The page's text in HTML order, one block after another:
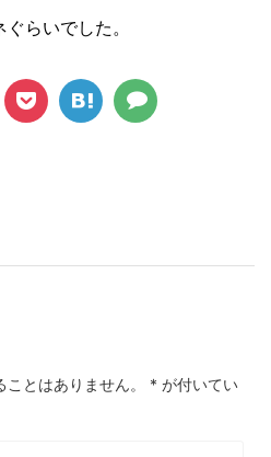
らいでした。
とはありません。 * が付いてい